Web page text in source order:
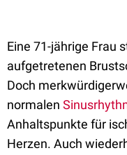
Eine 71-jährige Frau
aufgetretenen
Doch
normalen
Anhaltspunkte für
Herzen. Auch